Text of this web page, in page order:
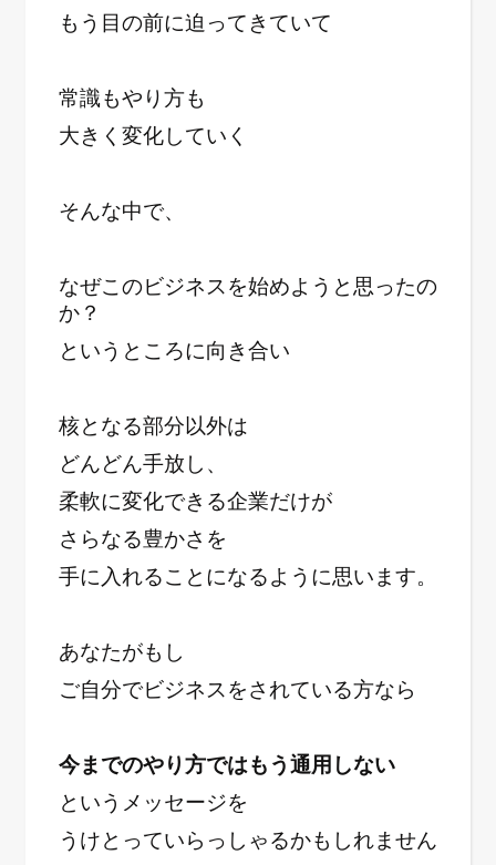
もう目の前に迫ってきていて
常識もやり方も
大きく変化していく
そんな中で、
なぜこのビジネスを始めようと思ったの
か？
というところに向き合い
核となる部分以外は
どんどん手放し、
柔軟に変化できる企業だけが
さらなる豊かさを
手に入れることになるように思います。
あなたがもし
ご自分でビジネスをされている方なら
今までのやり方ではもう通用しない
というメッセージを
うけとっていらっしゃるかもしれません